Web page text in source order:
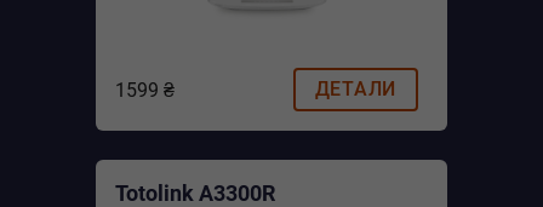
1599 ₴ ДЕТАЛИ
Totolink A3300R